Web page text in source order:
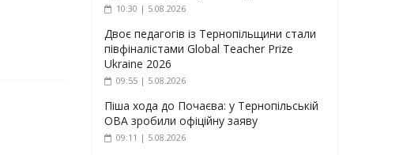
10:30 | 5.08.2026
Двоє педагогів із Тернопільщини стали
півфіналістами Global Teacher Prize
Ukraine 2026
09:55 | 5.08.2026
Піша хода до Почаєва: у Тернопільській
ОВА зробили офіційну заяву
09:11 | 5.08.2026